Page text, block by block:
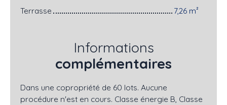
Terrasse
7,26 m²
Informations
complémentaires
Dans une copropriété de 60 lots. Aucune
procédure n'est en cours. Classe énergie B, Classe